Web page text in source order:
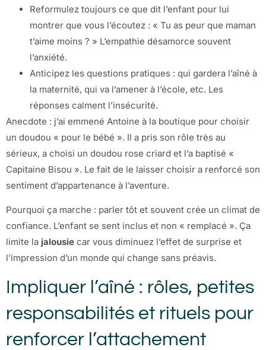
Reformulez toujours ce que dit l’enfant pour lui
montrer que vous l’écoutez : « Tu as peur que maman
t’aime moins ? » L’empathie désamorce souvent
l’anxiété.
Anticipez les questions pratiques : qui gardera l’aîné à
la maternité, qui va l’amener à l’école, etc. Les
réponses calment l’insécurité.
Anecdote : j’ai emmené Antoine à la boutique pour choisir
un doudou « pour le bébé ». Il a pris son rôle très au
sérieux, a choisi un doudou rose criard et l’a baptisé «
Capitaine Bisou ». Le fait de le laisser choisir a renforcé son
sentiment d’appartenance à l’aventure.
Pourquoi ça marche : parler tôt et souvent crée un climat de
confiance. L’enfant se sent inclus et non « remplacé ». Ça
limite la jalousie car vous diminuez l’effet de surprise et
l’impression d’un monde qui change sans préavis.
Impliquer l’aîné : rôles, petites
responsabilités et rituels pour
renforcer l’attachement